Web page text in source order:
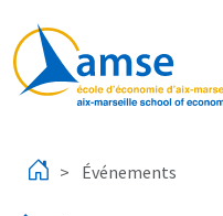
Événements